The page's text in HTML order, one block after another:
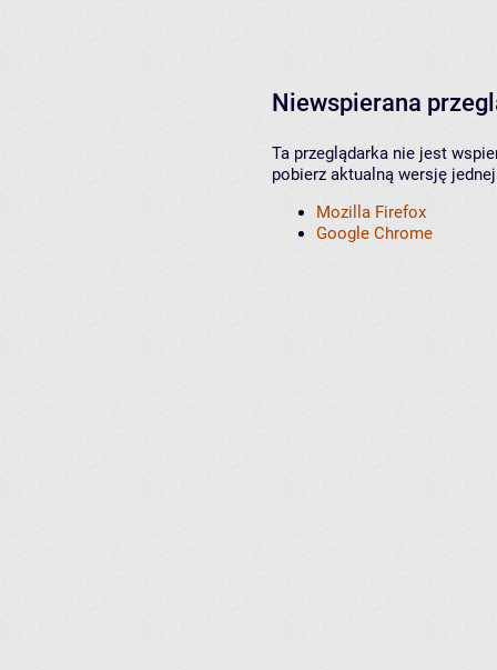
Niewspierana
Ta przeglądarka nie jest
pobierz aktualną wersję
Mozilla Firefox
Google Chrome